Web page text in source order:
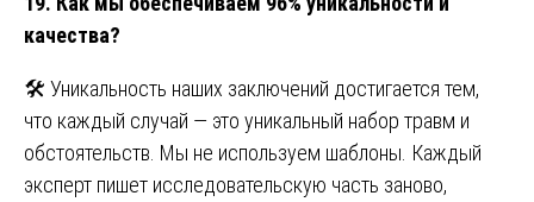
качества?
🛠️ Уникальность наших заключений достигается тем,
что каждый случай — это уникальный набор травм и
обстоятельств. Мы не используем шаблоны. Каждый
эксперт пишет исследовательскую часть заново,